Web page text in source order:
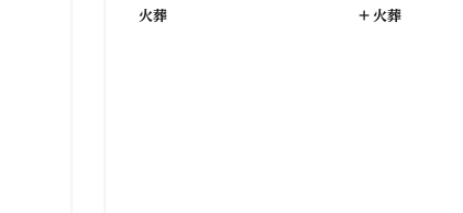
火葬 + 火葬